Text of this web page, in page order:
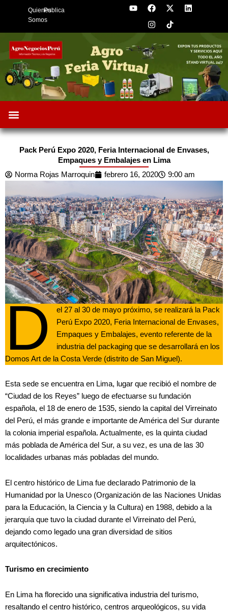
Quienes
Somos
Publica
Y
o
b
e
F
a
c
e
o
o
k
X
-
t
w
t
L
i
d
n
I
n
s
t
g
r
a
Pack Perú Expo 2020, Feria Internacional de Envases,
Empaques y Embalajes en Lima
Norma Rojas Marroquin
febrero 16, 2020 9:00 am
D
el 27 al 30 de mayo próximo, se realizará la Pack
Perú Expo 2020, Feria Internacional de Envases,
Empaques y Embalajes, evento referente de la
industria del packaging que se desarrollará en los
Domos Art de la Costa Verde (distrito de San Miguel).
Esta sede se encuentra en Lima, lugar que recibió el nombre de
“Ciudad de los Reyes” luego de efectuarse su fundación
española, el 18 de enero de 1535, siendo la capital del Virreinato
del Perú, el más grande e importante de América del Sur durante
la colonia imperial española. Actualmente, es la quinta ciudad
más poblada de América del Sur, a su vez, es una de las 30
localidades urbanas más pobladas del mundo.
El centro histórico de Lima fue declarado Patrimonio de la
Humanidad por la Unesco (Organización de las Naciones Unidas
para la Educación, la Ciencia y la Cultura) en 1988, debido a la
jerarquía que tuvo la ciudad durante el Virreinato del Perú,
dejando como legado una gran diversidad de sitios
arquitectónicos.
Turismo en crecimiento
En Lima ha florecido una significativa industria del turismo,
resaltando el centro histórico, centros arqueológicos, su vida